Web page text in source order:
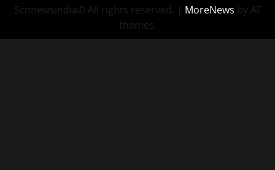
Scnnewsindia© All rights reserved. | MoreNews by AF
themes.